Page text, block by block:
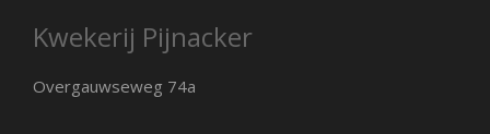
Kwekerij Pijnacker
Overgauwseweg 74a